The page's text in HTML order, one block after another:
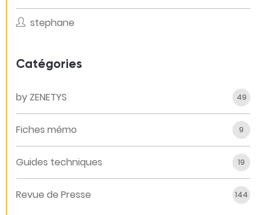
stephane
Catégories
by ZENETYS 49
Fiches mémo 9
Guides techniques 19
Revue de Presse 144